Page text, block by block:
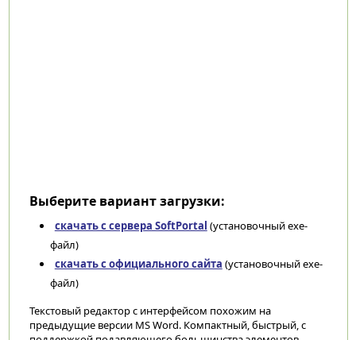
Выберите вариант загрузки:
скачать с сервера SoftPortal (установочный exe-
файл)
скачать с официального сайта (установочный exe-
файл)
Текстовый редактор с интерфейсом похожим на
предыдущие версии MS Word. Компактный, быстрый, с